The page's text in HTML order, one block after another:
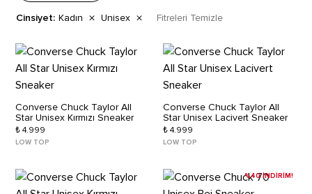
Cinsiyet: Kadın Unisex Fitreleri Temizle
Converse Chuck Taylor All
Star Unisex Kırmızı Sneaker
₺ 4.999
LOW TOP
Converse Chuck Taylor All
Star Unisex Lacivert Sneaker
₺ 4.999
LOW TOP
%40 İNDİRİM!